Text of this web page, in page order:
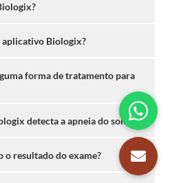
Biologix?
forma de tratamento para
detecta a apneia do sono?
o resultado do exame?